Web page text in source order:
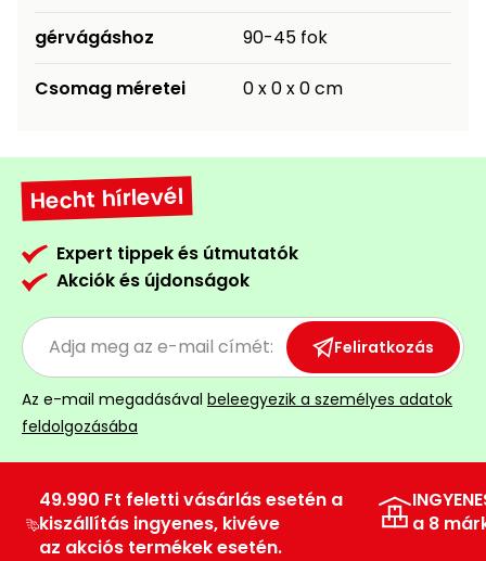
gérvágáshoz 90-45 fok
Csomag méretei 0 x 0 x 0 cm
Hecht hírlevél
Expert tippek és útmutatók
Akciók és újdonságok
Feliratkozás
Az e-mail megadásával beleegyezik a személyes adatok
feldolgozásába
49.990 Ft feletti vásárlás esetén a
kiszállítás ingyenes, kivéve
az akciós termékek esetén.
a 8